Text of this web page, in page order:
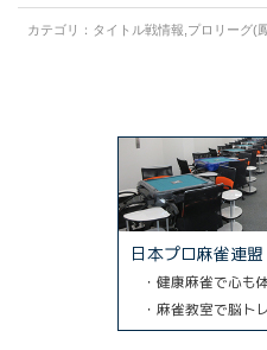
カテゴリ： タイトル戦情報 プロリーグ(
日本プロ麻雀連
・健康麻雀で心も
・麻雀教室で脳ト